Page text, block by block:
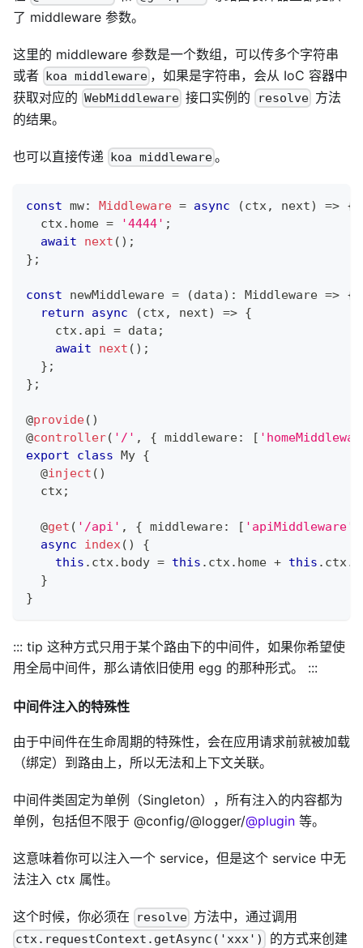
了 middleware 参数。
这里的 middleware 参数是一个数组，可以传多个字符串
或者 koa middleware ，如果是字符串，会从 IoC 容器中
获取对应的 WebMiddleware 接口实例的 resolve方法
的结果。
也可以直接传递 koa middleware。
const mw: Middleware = async (ctx, next) => {
  ctx
. home = '4444' ;
await
next ( ) ;
} ;
const newMiddleware = (data) : Middleware => {
return
async (ctx, next) => {
    ctx
. api = data ;
await
next ( ) ;
} ;
} ;
@provide( )
@controller( '/' , { middleware: [
export
class My {
@inject ( )
  ctx
;
@get ( '/api' , { middleware: [ 'apiMiddleware'
async
index( )
{
this . ctx. body = this . ctx. home + this . ctx.
}
}
::: tip 这种方式只用于某个路由下的中间件，如果你希望使
用全局中间件，那么请依旧使用 egg 的那种形式。 :::
中间件注入的特殊性
由于中间件在生命周期的特殊性，会在应用请求前就被加载
（绑定）到路由上，所以无法和上下文关联。
中间件类固定为单例（Singleton），所有注入的内容都为
单例，包括但不限于 @config/@logger/@plugin 等。
这意味着你可以注入一个 service，但是这个 service 中无
法注入 ctx 属性。
这个时候，你必须在 resolve 方法中，通过调用
ctx.requestContext.getAsync('xxx')
的方式来创建